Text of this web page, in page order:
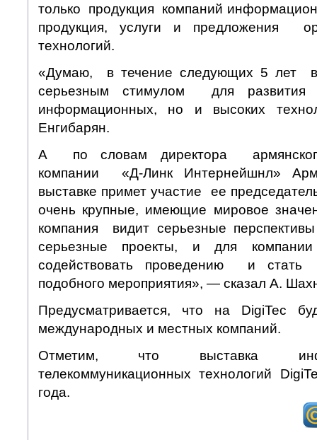
только продукция компаний
продукция, услуги и предложения
технологий.
«Думаю, в течение следующих 5 лет
серьезным стимулом для
информационных, но и высоких
Енгибарян.
А по словам директора армянского
компании «Д-Линк Интернейшнл»
выставке примет участие ее
очень крупные, имеющие мировое
компания видит серьезные
серьезные проекты, и для
содействовать проведению и стать
подобного мероприятия», — сказал А.
Предусматривается, что на DigiTec
международных и местных компаний.
Отметим, что выставка
телекоммуникационных технологий
года.